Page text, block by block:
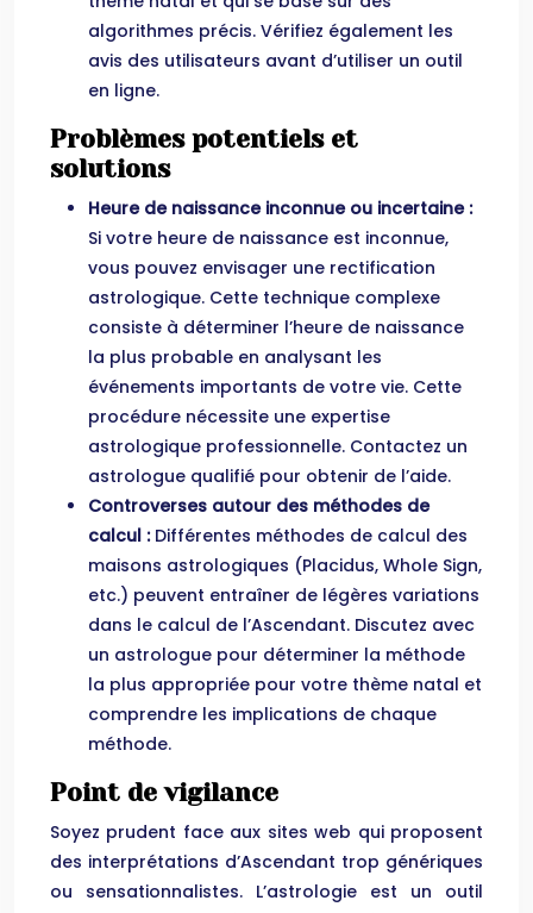
algorithmes précis. Vérifiez également les
avis des utilisateurs avant d’utiliser un outil
en ligne.
Problèmes potentiels et
solutions
Heure de naissance inconnue ou incertaine :
Si votre heure de naissance est inconnue,
vous pouvez envisager une rectification
astrologique. Cette technique complexe
consiste à déterminer l’heure de naissance
la plus probable en analysant les
événements importants de votre vie. Cette
procédure nécessite une expertise
astrologique professionnelle. Contactez un
astrologue qualifié pour obtenir de l’aide.
Controverses autour des méthodes de
calcul : Différentes méthodes de calcul des
maisons astrologiques (Placidus, Whole Sign,
etc.) peuvent entraîner de légères variations
dans le calcul de l’Ascendant. Discutez avec
un astrologue pour déterminer la méthode
la plus appropriée pour votre thème natal et
comprendre les implications de chaque
méthode.
Point de vigilance
Soyez prudent face aux sites web qui proposent
des interprétations d’Ascendant trop génériques
ou sensationnalistes. L’astrologie est un outil